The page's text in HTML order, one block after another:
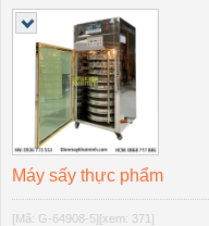
Máy sấy thực phẩm
[Mã: G-64908-5][xem: 371]